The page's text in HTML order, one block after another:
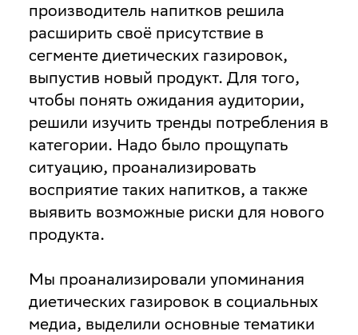
производитель напитков решила
расширить своё присутствие в
сегменте диетических газировок,
выпустив новый продукт. Для того,
чтобы понять ожидания аудитории,
решили изучить тренды потребления в
категории. Надо было прощупать
ситуацию, проанализировать
восприятие таких напитков, а также
выявить возможные риски для нового
продукта.
Мы проанализировали упоминания
диетических газировок в социальных
медиа, выделили основные тематики